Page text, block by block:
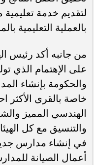
لتقديم خدمة تعليمية
بالعملية التعليمية
من جانبه أكد رئيس
على الإهتمام الذي
والحكومة بإنشاء
خاصة بالقرى الأكثر
الهندسي المميز
والتنسيق مع كل
في إنشاء مدارس
أعمال الصيانة